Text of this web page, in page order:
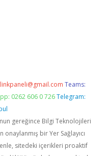
Teams:
0262 606 0 726 Telegram:
gereğince Bilgi Teknolojileri
bir Yer Sağlayıcı
sitedeki içerikleri proaktif